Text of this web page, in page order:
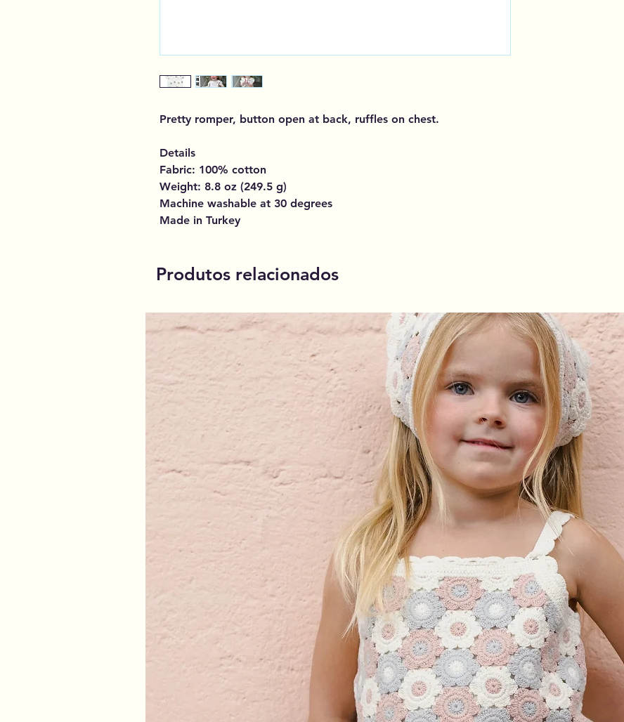
Pretty romper, button open at back, ruffles on chest.
Details
Fabric: 100% cotton
Weight: 8.8 oz (249.5 g)
Machine washable at 30 degrees
Made in Turkey
Produtos relacionados